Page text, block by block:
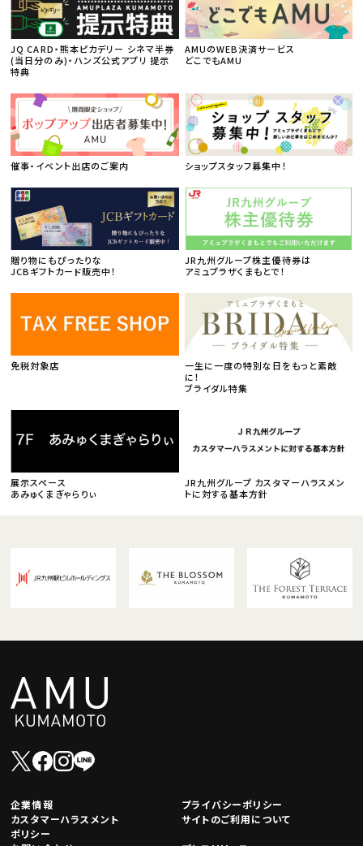
JQ CARD・熊本ピカデリー シネマ半券
(当日分のみ)・ハンズ公式アプリ 提示
特典
AMUのWEB決済サービス
どこでもAMU
催事・イベント出店のご案内 ショップスタッフ募集中！
贈り物にもぴったりな
JCBギフトカード販売中！
JR九州グループ株主優待券は
アミュプラザくまもとで！
免税対象店
一生に一度の特別な日をもっと素敵
に！
ブライダル特集
展示スペース
あみゅくまぎゃらりぃ
JR九州グループ カスタマーハラスメン
トに対する基本方針
企業情報
プライバシーポリシー
カスタマーハラスメント
ポリシー
サイトのご利用について